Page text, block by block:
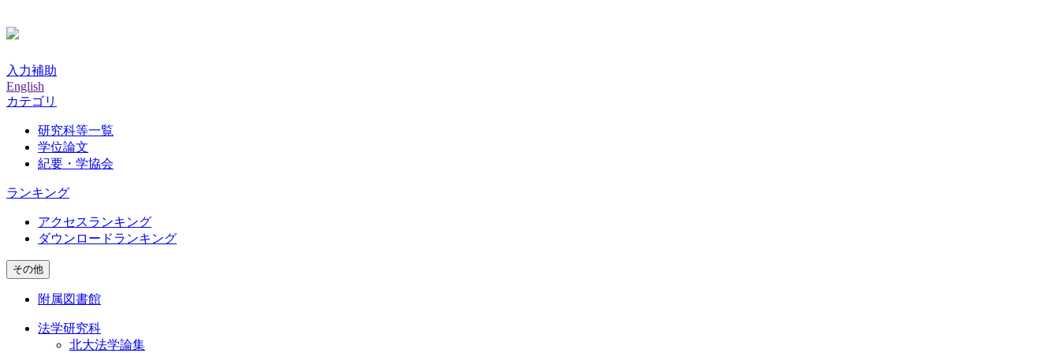
入力補助
English
カテゴリ
研究科等一覧
学位論文
紀要・学協会
ランキング
アクセスランキング
ダウンロードランキング
その他
附属図書館
法学研究科
北大法学論集